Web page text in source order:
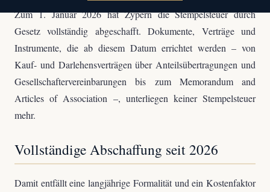
Zum 1. Januar 2026 hat Zypern die Stempelsteuer durch
Gesetz vollständig abgeschafft. Dokumente, Verträge und
Instrumente, die ab diesem Datum errichtet werden – von
Kauf- und Darlehensverträgen über Anteilsübertragungen und
Gesellschaftervereinbarungen bis zum Memorandum and
Articles of Association –, unterliegen keiner Stempelsteuer
mehr.
Vollständige Abschaffung seit 2026
Damit entfällt eine langjährige Formalität und ein Kostenfaktor